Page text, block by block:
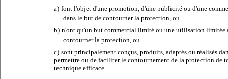
a) font l'objet d'une promotion, d'une publicité ou d'une
dans le but de contourner la protection, ou
b) n'ont qu'un but commercial limité ou une utilisation limitée
contourner la protection, ou
c) sont principalement conçus, produits, adaptés ou réalisés
permettre ou de faciliter le contournement de la protection de
technique efficace.